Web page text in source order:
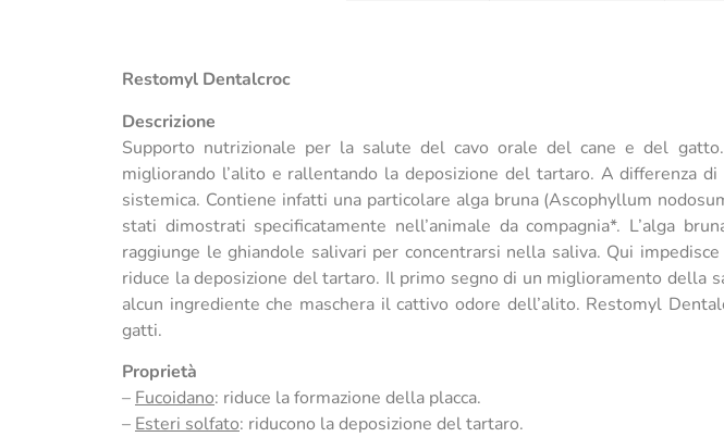
Restomyl Dentalcroc
Descrizione
Supporto nutrizionale per la salute del cavo orale del cane e del
migliorando l’alito e rallentando la deposizione del tartaro. A differenza
sistemica. Contiene infatti una particolare alga bruna (Ascophyllum
stati dimostrati specificatamente nell’animale da compagnia*. L’alga
raggiunge le ghiandole salivari per concentrarsi nella saliva. Qui
riduce la deposizione del tartaro. Il primo segno di un miglioramento della
alcun ingrediente che maschera il cattivo odore dell’alito. Restomyl
gatti.
Proprietà
– Fucoidano: riduce la formazione della placca.
– Esteri solfato: riducono la deposizione del tartaro.